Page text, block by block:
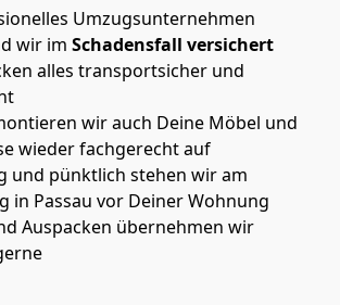
Umzugsunternehmen
wir im Schadensfall versichert
alles transportsicher und
wir auch Deine Möbel und
wieder fachgerecht auf
und pünktlich stehen wir am
in Passau vor Deiner Wohnung
Auspacken übernehmen wir